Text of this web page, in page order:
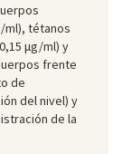
ml), tétanos
μg/ml) y
frente
de
del nivel) y
de la